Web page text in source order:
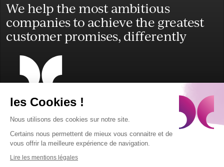
les Cookies !
Nous utilisons des cookies sur notre site.
Certains nous permettent de mieux vous connaitre et de
vous offrir la meilleure expérience de navigation.
Lire les mentions légales
We help the most ambitious
companies to achieve the greatest
customer promises, differently
Mentions légales Contact English
Accessibilité